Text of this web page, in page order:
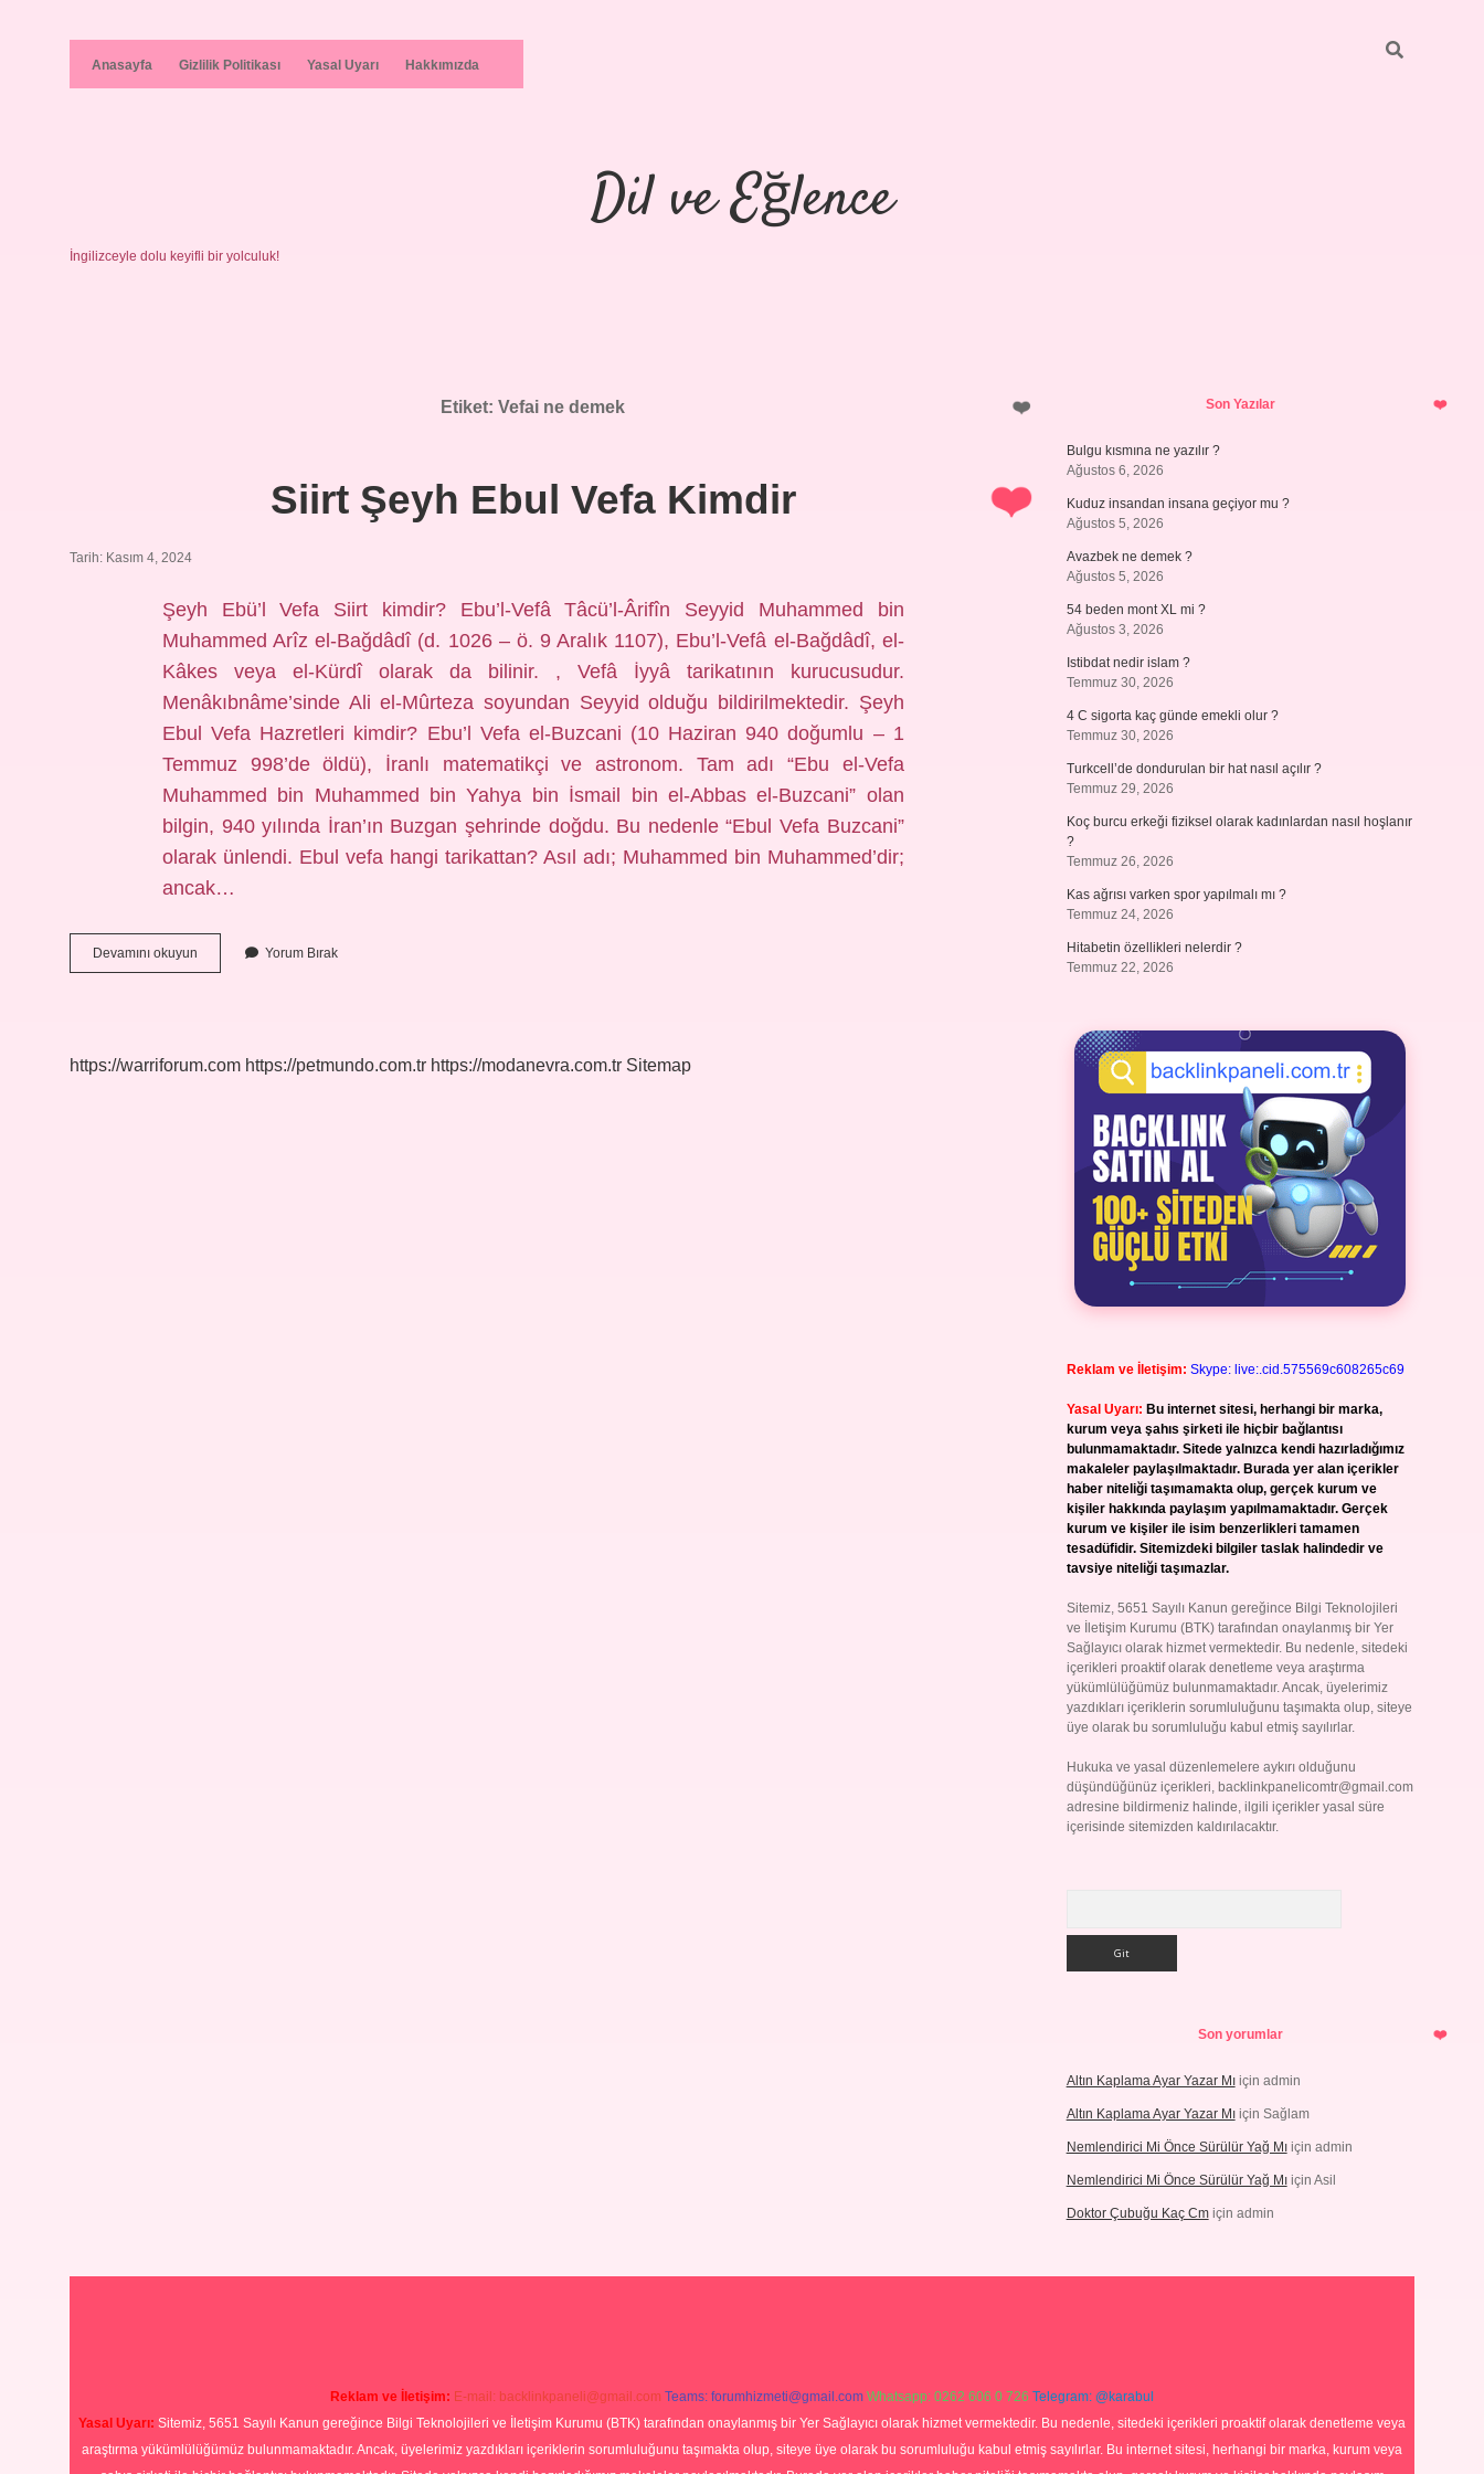
Anasayfa Gizlilik Politikası Yasal Uyarı Hakkımızda
Dil ve Eğlence
İngilizceyle dolu keyifli bir yolculuk!
Etiket:Vefai ne demek
Siirt Şeyh Ebul Vefa Kimdir
Tarih: Kasım 4, 2024
Şeyh Ebü’l Vefa Siirt kimdir? Ebu’l-Vefâ Tâcü’l-Ârifîn Seyyid Muhammed bin
Muhammed Arîz el-Bağdâdî (d. 1026 – ö. 9 Aralık 1107), Ebu’l-Vefâ el-Bağdâdî, el-
Kâkes veya el-Kürdî olarak da bilinir. , Vefâ İyyâ tarikatının kurucusudur.
Menâkıbnâme’sinde Ali el-Mûrteza soyundan Seyyid olduğu bildirilmektedir. Şeyh
Ebul Vefa Hazretleri kimdir? Ebu’l Vefa el-Buzcani (10 Haziran 940 doğumlu – 1
Temmuz 998’de öldü), İranlı matematikçi ve astronom. Tam adı “Ebu el-Vefa
Muhammed bin Muhammed bin Yahya bin İsmail bin el-Abbas el-Buzcani” olan
bilgin, 940 yılında İran’ın Buzgan şehrinde doğdu. Bu nedenle “Ebul Vefa Buzcani”
olarak ünlendi. Ebul vefa hangi tarikattan? Asıl adı; Muhammed bin Muhammed’dir;
ancak…
Devamını okuyun
Şeyh
Yorum Bırak
https://warriforum.com https://petmundo.com.tr https://modanevra.com.tr Sitemap
SidebarSon Yazılar
Bulgu kısmına ne yazılır ?
Ağustos 6, 2026
Kuduz insandan insana geçiyor mu ?
Ağustos 5, 2026
Avazbek ne demek ?
Ağustos 5, 2026
54 beden mont XL mi ?
Ağustos 3, 2026
Istibdat nedir islam ?
Temmuz 30, 2026
4 C sigorta kaç günde emekli olur ?
Temmuz 30, 2026
Turkcell’de dondurulan bir hat nasıl açılır ?
Temmuz 29, 2026
Koç burcu erkeği fiziksel olarak kadınlardan nasıl hoşlanır
?
Temmuz 26, 2026
Kas ağrısı varken spor yapılmalı mı ?
Temmuz 24, 2026
Hitabetin özellikleri nelerdir ?
Temmuz 22, 2026
Reklam ve İletişim: Skype: live:.cid.575569c608265c69
Yasal Uyarı: Bu internet sitesi, herhangi bir marka,
kurum veya şahıs şirketi ile hiçbir bağlantısı
bulunmamaktadır. Sitede yalnızca kendi hazırladığımız
makaleler paylaşılmaktadır. Burada yer alan içerikler
haber niteliği taşımamakta olup, gerçek kurum ve
kişiler hakkında paylaşım yapılmamaktadır. Gerçek
kurum ve kişiler ile isim benzerlikleri tamamen
tesadüfidir. Sitemizdeki bilgiler taslak halindedir ve
tavsiye niteliği taşımazlar.
Sitemiz, 5651 Sayılı Kanun gereğince Bilgi Teknolojileri
ve İletişim Kurumu (BTK) tarafından onaylanmış bir Yer
Sağlayıcı olarak hizmet vermektedir. Bu nedenle, sitedeki
içerikleri proaktif olarak denetleme veya araştırma
yükümlülüğümüz bulunmamaktadır. Ancak, üyelerimiz
yazdıkları içeriklerin sorumluluğunu taşımakta olup, siteye
üye olarak bu sorumluluğu kabul etmiş sayılırlar.
Hukuka ve yasal düzenlemelere aykırı olduğunu
düşündüğünüz içerikleri, backlinkpanelicomtr@gmail.com
adresine bildirmeniz halinde, ilgili içerikler yasal süre
içerisinde sitemizden kaldırılacaktır.
Son yorumlar
Altın Kaplama Ayar Yazar Mıiçin admin
Altın Kaplama Ayar Yazar Mıiçin Sağlam
Nemlendirici Mi Önce Sürülür Yağ Mıiçin admin
Nemlendirici Mi Önce Sürülür Yağ Mıiçin Asil
Doktor Çubuğu Kaç Cmiçin admin
Reklam ve İletişim: E-mail: backlinkpaneli@gmail.com Teams: forumhizmeti@gmail.com Whatsapp: 0262 606 0 726 Telegram: @karabul
Yasal Uyarı: Sitemiz, 5651 Sayılı Kanun gereğince Bilgi Teknolojileri ve İletişim Kurumu (BTK) tarafından onaylanmış bir Yer Sağlayıcı olarak hizmet vermektedir. Bu nedenle, sitedeki içerikleri proaktif olarak denetleme veya
araştırma yükümlülüğümüz bulunmamaktadır. Ancak, üyelerimiz yazdıkları içeriklerin sorumluluğunu taşımakta olup, siteye üye olarak bu sorumluluğu kabul etmiş sayılırlar. Bu internet sitesi, herhangi bir marka, kurum veya